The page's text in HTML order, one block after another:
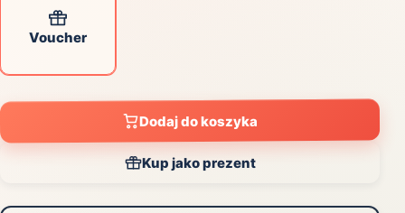
Voucher
Dodaj do koszyka
Kup jako prezent